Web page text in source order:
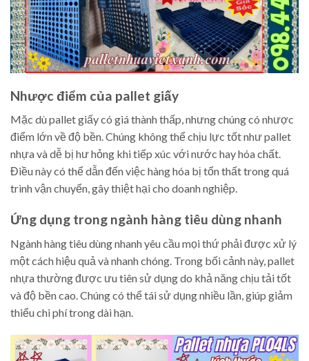
Nhược điểm của pallet giấy
Mặc dù pallet giấy có giá thành thấp, nhưng chúng có nhược
điểm lớn về độ bền. Chúng không thể chịu lực tốt như pallet
nhựa và dễ bị hư hỏng khi tiếp xúc với nước hay hóa chất.
Điều này có thể dẫn đến việc hàng hóa bị tổn thất trong quá
trình vận chuyển, gây thiệt hại cho doanh nghiệp.
Ứng dụng trong ngành hàng tiêu dùng nhanh
Ngành hàng tiêu dùng nhanh yêu cầu mọi thứ phải được xử lý
một cách hiệu quả và nhanh chóng. Trong bối cảnh này, pallet
nhựa thường được ưu tiên sử dụng do khả năng chịu tải tốt
và độ bền cao. Chúng có thể tái sử dụng nhiều lần, giúp giảm
thiểu chi phí trong dài hạn.